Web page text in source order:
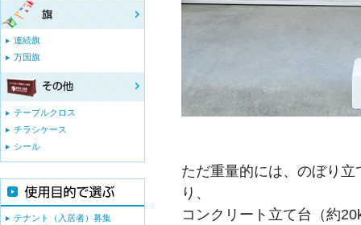
ただ重量的には、のぼり
り、
コンクリート立て台（約
連続旗
万国旗
テーブルクロス
チラシケース
シール
テナント（入居者）募集